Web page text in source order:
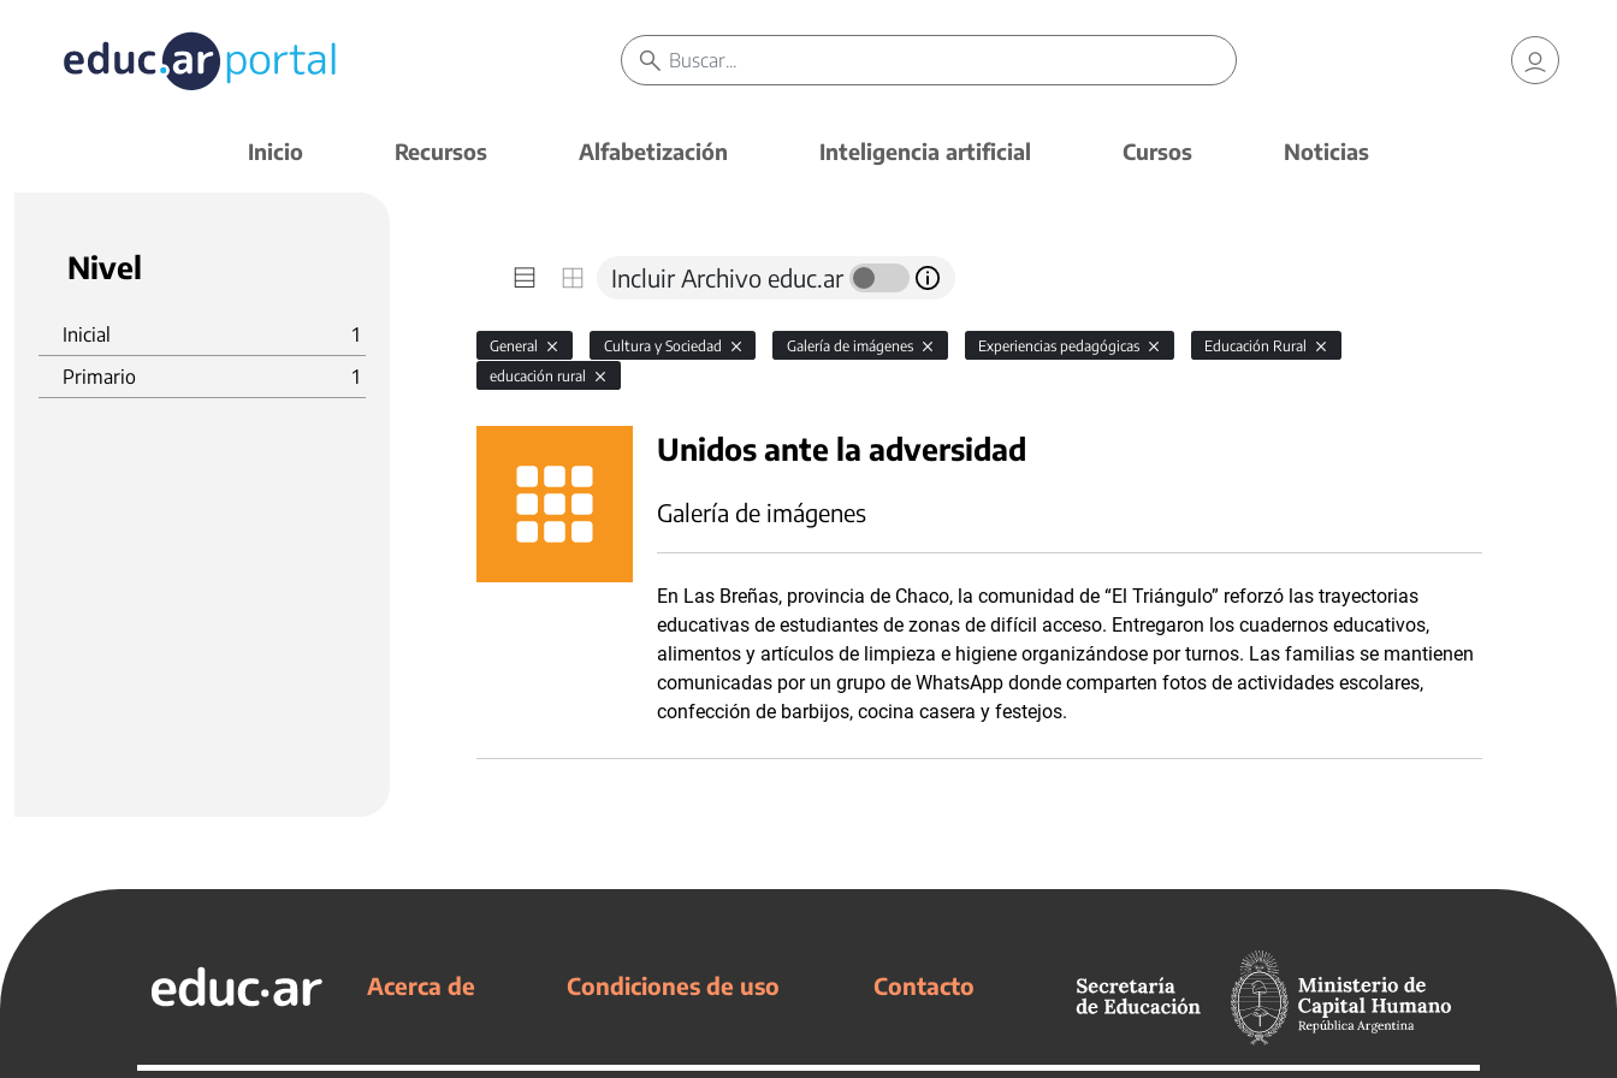
Inicio Recursos Alfabetización Inteligencia artificial Cursos Noticias
Nivel
Inicial
1
Primario
1
Incluir Archivo educ.ar
General Cultura y Sociedad Galería de imágenes Experiencias pedagógicas
Educación Rural
educación rural
Unidos ante la adversidad
Galería de imágenes
En Las Breñas, provincia de Chaco, la comunidad de “El Triángulo” reforzó las trayectorias
educativas de estudiantes de zonas de difícil acceso. Entregaron los cuadernos educativos,
alimentos y artículos de limpieza e higiene organizándose por turnos. Las familias se mantienen
comunicadas por un grupo de WhatsApp donde comparten fotos de actividades escolares,
confección de barbijos, cocina casera y festejos.
Acerca de Condiciones de uso Contacto